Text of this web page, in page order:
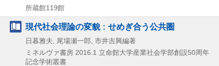
所蔵館119館
現代社会理論の変貌 : せめぎ合う公共圏
日暮雅夫, 尾場瀬一郎, 市井吉興編著
ミネルヴァ書房 2016.1 立命館大学産業社会学部創設50周年
記念学術叢書